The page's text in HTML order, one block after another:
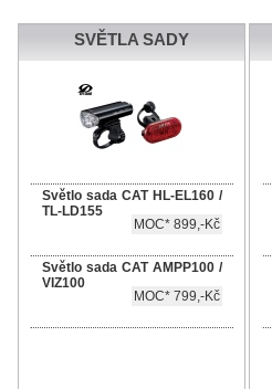
SVĚTLA SADY
Světlo sada CAT HL-EL160 /
TL-LD155
MOC* 899,-Kč
Světlo sada CAT AMPP100 /
VIZ100
MOC* 799,-Kč